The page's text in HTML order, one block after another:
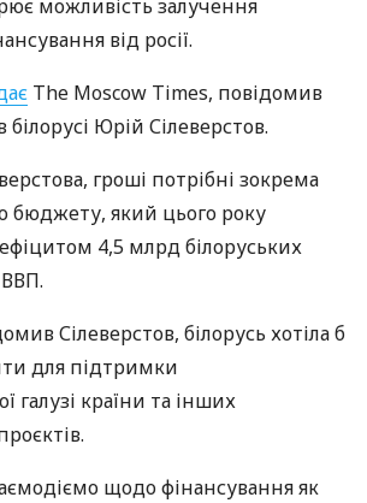
можливість залучення
від росії.
The Moscow Times, повідомив
білорусі Юрій Сілеверстов.
гроші потрібні зокрема
бюджету, який цього року
4,5 млрд білоруських
ВВП.
Сілеверстов, білорусь хотіла б
для підтримки
галузі країни та інших
щодо фінансування як